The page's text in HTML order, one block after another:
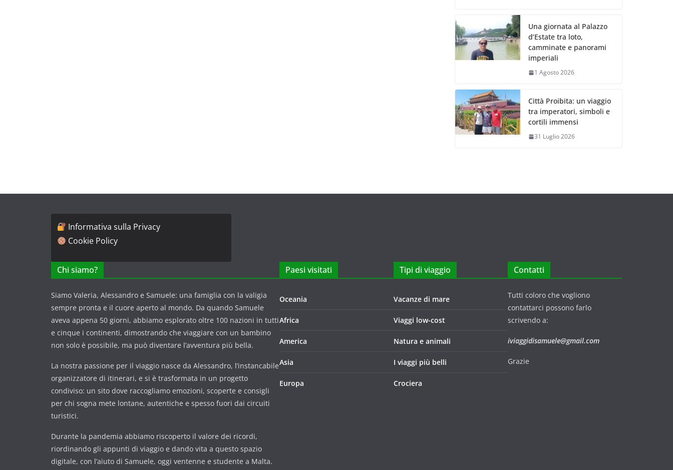
Una giornata al Palazzo
d’Estate tra loto,
camminate e panorami
imperiali
1 Agosto 2026
Città Proibita: un viaggio
tra imperatori, simboli e
cortili immensi
31 Luglio 2026
Informativa sulla Privacy
Cookie Policy
Chi siamo?
Siamo Valeria, Alessandro e Samuele: una famiglia con la valigia
sempre pronta e il cuore aperto al mondo. Da quando Samuele
aveva appena 50 giorni, abbiamo esplorato oltre 100 nazioni in tutti
e cinque i continenti, dimostrando che viaggiare con un bambino
non solo è possibile, ma può diventare l’avventura più bella.
La nostra passione per il viaggio nasce da Alessandro, l’instancabile
organizzatore di itinerari, e si è trasformata in un progetto
condiviso: un sito dove raccogliamo emozioni, scoperte e consigli
per chi sogna mete lontane, autentiche e spesso fuori dai circuiti
turistici.
Durante la pandemia abbiamo riscoperto il valore dei ricordi,
riordinando gli appunti di viaggio e dando vita a questo spazio
digitale, con l’aiuto di Samuele, oggi ventenne e studente a Malta.
Paesi visitati
Oceania
Africa
America
Asia
Europa
Tipi di viaggio
Vacanze di mare
Viaggi low-cost
Natura e animali
I viaggi più belli
Crociera
Contatti
Tutti coloro che vogliono
contattarci possono farlo
scrivendo a:
iviaggidisamuele@gmail.com
Grazie